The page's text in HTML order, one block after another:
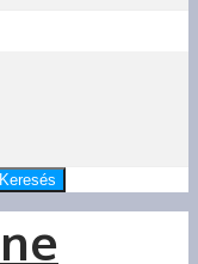
Keresés